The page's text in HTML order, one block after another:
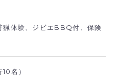
体験、ジビエBBQ付、保険
名）